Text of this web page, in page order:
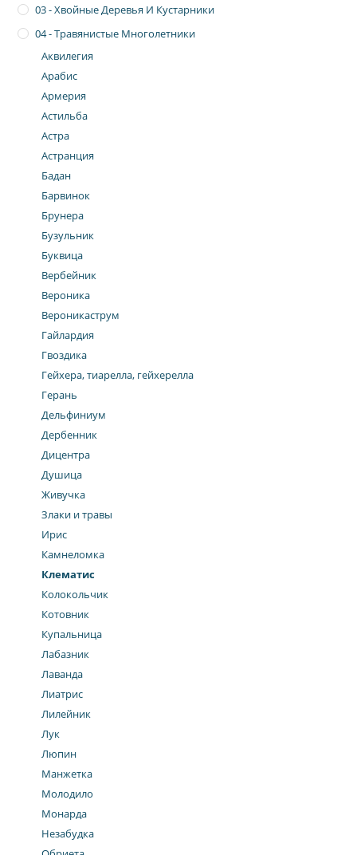
03 - Хвойные Деревья И Кустарники
04 - Травянистые Многолетники
Аквилегия
Арабис
Армерия
Астильба
Астра
Астранция
Бадан
Барвинок
Брунера
Бузульник
Буквица
Вербейник
Вероника
Вероникаструм
Гайлардия
Гвоздика
Гейхера, тиарелла, гейхерелла
Герань
Дельфиниум
Дербенник
Дицентра
Душица
Живучка
Злаки и травы
Ирис
Камнеломка
Клематис
Колокольчик
Котовник
Купальница
Лабазник
Лаванда
Лиатрис
Лилейник
Лук
Люпин
Манжетка
Молодило
Монарда
Незабудка